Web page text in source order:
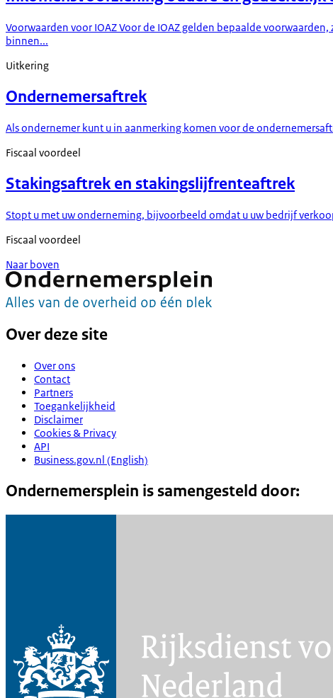
Voorwaarden voor IOAZ Voor de IOAZ gelden bepaalde
binnen...
Uitkering
Ondernemersaftrek
Als ondernemer kunt u in aanmerking komen voor de
Fiscaal voordeel
Stakingsaftrek en stakingslijfrenteaftrek
Stopt u met uw onderneming, bijvoorbeeld omdat u uw bedrijf
Fiscaal voordeel
Naar boven
Over deze site
Over ons
Contact
Partners
Toegankelijkheid
Disclaimer
Cookies & Privacy
API
Business.gov.nl (English)
Ondernemersplein is samengesteld door: